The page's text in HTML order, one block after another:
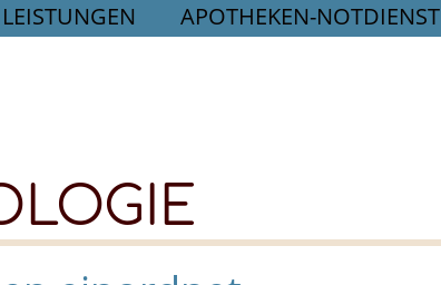
APOTHEKEN-NOTDIENST